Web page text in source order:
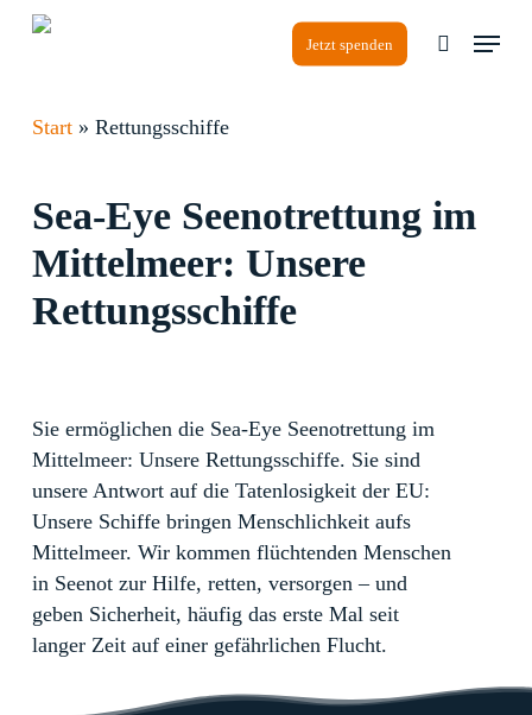
Skip
Jetzt spenden search
Menu
Start» Rettungsschiffe
Sea-Eye Seenotrettung im
Mittelmeer: Unsere
Rettungsschiffe
Sie ermöglichen die Sea-Eye Seenotrettung im
Mittelmeer: Unsere Rettungsschiffe. Sie sind
unsere Antwort auf die Tatenlosigkeit der EU:
Unsere Schiffe bringen Menschlichkeit aufs
Mittelmeer. Wir kommen flüchtenden Menschen
in Seenot zur Hilfe, retten, versorgen – und
geben Sicherheit, häufig das erste Mal seit
langer Zeit auf einer gefährlichen Flucht.